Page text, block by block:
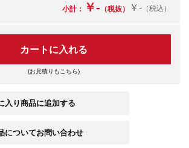
小計： ￥- （税抜） ￥- （税込）
カートに入れる
(お見積りもこちら)